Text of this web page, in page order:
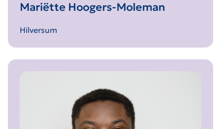
Mariëtte Hoogers-Moleman
Hilversum